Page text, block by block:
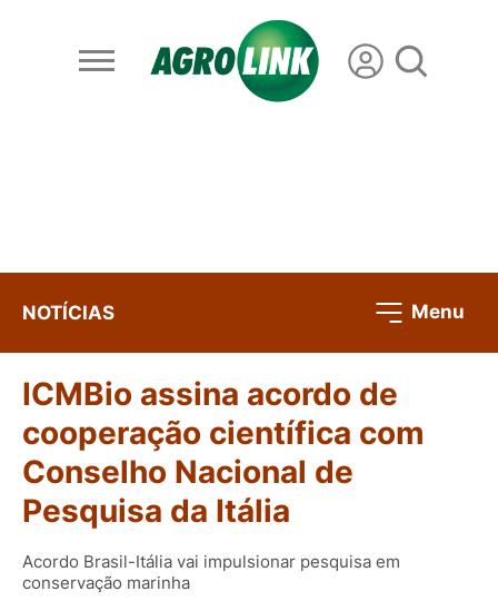
NOTÍCIAS Menu
ICMBio assina acordo de
cooperação científica com
Conselho Nacional de
Pesquisa da Itália
Acordo Brasil-Itália vai impulsionar pesquisa em
conservação marinha